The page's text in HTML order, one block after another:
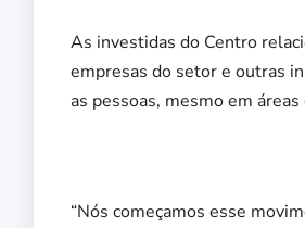
As investidas do Centro
empresas do setor e outras
as pessoas, mesmo em
“Nós começamos esse